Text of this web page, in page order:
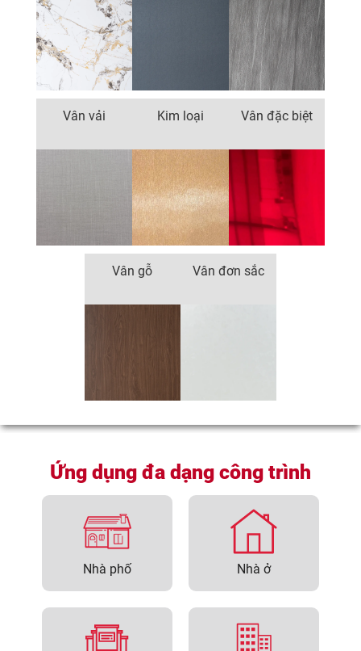
Vân vải Kim loại Vân đặc biệt
Vân gỗ Vân đơn sắc
Ứng dụng đa dạng công trình
Nhà phố Nhà ở